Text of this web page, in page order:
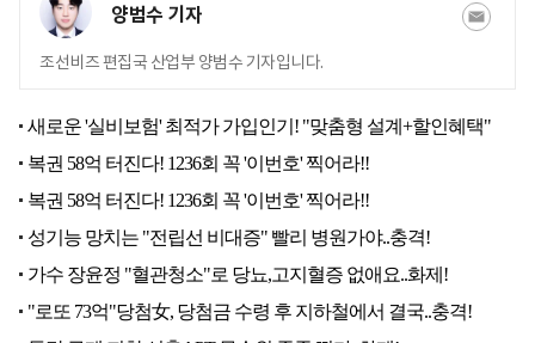
양범수 기자
조선비즈 편집국 산업부 양범수 기자입니다.